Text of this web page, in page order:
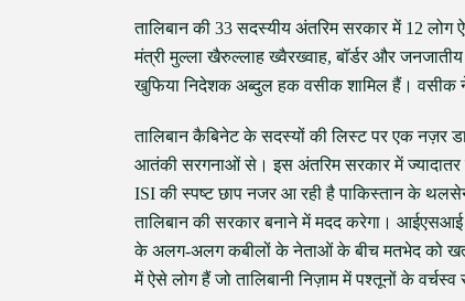
तालिबान की 33 सदस्यीय अंतरिम सरकार में 12
मंत्री मुल्ला खैरुल्लाह ख्वैरख्वाह, बॉर्डर और
खुफिया निदेशक अब्दुल हक वसीक शामिल हैं। वसीक ने
तालिबान कैबिनेट के सदस्यों की लिस्ट पर एक नज़र
आतंकी सरगनाओं से। इस अंतरिम सरकार में ज्यादातर
ISI की स्पष्ट छाप नजर आ रही है पाकिस्तान के
तालिबान की सरकार बनाने में मदद करेगा।
के अलग-अलग कबीलों के नेताओं के बीच मतभेद को
में ऐसे लोग हैं जो तालिबानी निज़ाम में पश्तूनों के वर्चस्व